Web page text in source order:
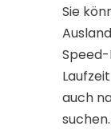
Sie
Speed-
auch